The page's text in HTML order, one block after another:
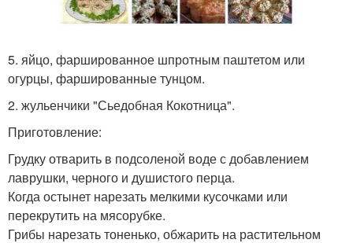
5. яйцо, фаршированное шпротным паштетом или
огурцы, фаршированные тунцом.
2. жульенчики "Сьедобная Кокотница".
Приготовление:
Грудку отварить в подсоленой воде с добавлением
лаврушки, черного и душистого перца.
Когда остынет нарезать мелкими кусочками или
перекрутить на мясорубке.
Грибы нарезать тоненько, обжарить на растительном